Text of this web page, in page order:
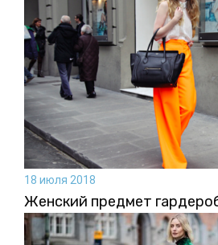
18 июля 2018
Женский предмет